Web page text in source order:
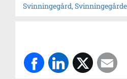
Svinningegård,